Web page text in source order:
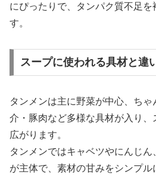
にぴったりで、タンパク質不足を
す。
スープに使われる具材と違
タンメンは主に野菜が中心、ち
介・豚肉など多様な具材が入り、
広がります。
タンメンではキャベツやにんじ
が主体で、素材の甘みをシンプ